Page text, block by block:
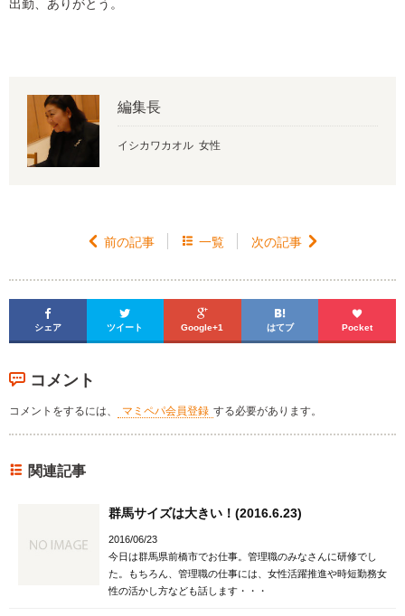
出勤、ありがとう。
編集長
イシカワカオル 女性
 前の記事  一覧 次の記事 

シェア

ツイート

Google+1

はてブ

Pocket
コメント
コメントをするには、 マミペパ会員登録 する必要があります。
関連記事
群馬サイズは大きい！(2016.6.23)
2016/06/23
今日は群馬県前橋市でお仕事。管理職のみなさんに研修でし
た。もちろん、管理職の仕事には、女性活躍推進や時短勤務女
性の活かし方なども話します・・・